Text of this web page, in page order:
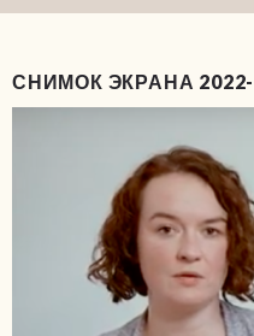
СНИМОК ЭКРАНА 2022-